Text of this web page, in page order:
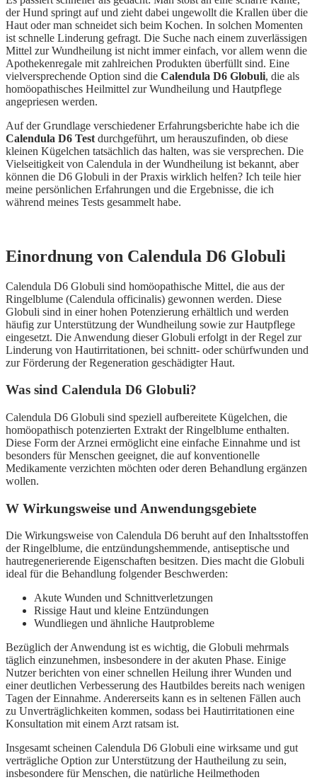
der Hund springt auf und zieht dabei ungewollt die Krallen über die
Haut oder man schneidet sich beim Kochen. In solchen Momenten
ist schnelle Linderung gefragt. Die Suche nach einem zuverlässigen
Mittel zur Wundheilung ist nicht immer einfach, vor allem wenn die
Apothekenregale mit zahlreichen Produkten überfüllt sind. Eine
vielversprechende Option sind die Calendula D6 Globuli, die als
homöopathisches Heilmittel zur Wundheilung und Hautpflege
angepriesen werden.
Auf der Grundlage verschiedener Erfahrungsberichte habe ich die
Calendula D6 Test durchgeführt, um herauszufinden, ob diese
kleinen Kügelchen tatsächlich das halten, was sie versprechen. Die
Vielseitigkeit von Calendula in der Wundheilung ist bekannt, aber
können die D6 Globuli in der Praxis wirklich helfen? Ich teile hier
meine persönlichen Erfahrungen und die Ergebnisse, die ich
während meines Tests gesammelt habe.
Einordnung von Calendula D6 Globuli
Calendula D6 Globuli sind homöopathische Mittel, die aus der
Ringelblume (Calendula officinalis) gewonnen werden. Diese
Globuli sind in einer hohen Potenzierung erhältlich und werden
häufig zur Unterstützung der Wundheilung sowie zur Hautpflege
eingesetzt. Die Anwendung dieser Globuli erfolgt in der Regel zur
Linderung von Hautirritationen, bei schnitt- oder schürfwunden und
zur Förderung der Regeneration geschädigter Haut.
Was sind Calendula D6 Globuli?
Calendula D6 Globuli sind speziell aufbereitete Kügelchen, die
homöopathisch potenzierten Extrakt der Ringelblume enthalten.
Diese Form der Arznei ermöglicht eine einfache Einnahme und ist
besonders für Menschen geeignet, die auf konventionelle
Medikamente verzichten möchten oder deren Behandlung ergänzen
wollen.
W Wirkungsweise und Anwendungsgebiete
Die Wirkungsweise von Calendula D6 beruht auf den Inhaltsstoffen
der Ringelblume, die entzündungshemmende, antiseptische und
hautregenerierende Eigenschaften besitzen. Dies macht die Globuli
ideal für die Behandlung folgender Beschwerden:
Akute Wunden und Schnittverletzungen
Rissige Haut und kleine Entzündungen
Wundliegen und ähnliche Hautprobleme
Bezüglich der Anwendung ist es wichtig, die Globuli mehrmals
täglich einzunehmen, insbesondere in der akuten Phase. Einige
Nutzer berichten von einer schnellen Heilung ihrer Wunden und
einer deutlichen Verbesserung des Hautbildes bereits nach wenigen
Tagen der Einnahme. Andererseits kann es in seltenen Fällen auch
zu Unverträglichkeiten kommen, sodass bei Hautirritationen eine
Konsultation mit einem Arzt ratsam ist.
Insgesamt scheinen Calendula D6 Globuli eine wirksame und gut
verträgliche Option zur Unterstützung der Hautheilung zu sein,
insbesondere für Menschen, die natürliche Heilmethoden